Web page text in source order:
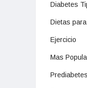
Diabetes
Dietas
Ejercicio
Mas
Prediabetes